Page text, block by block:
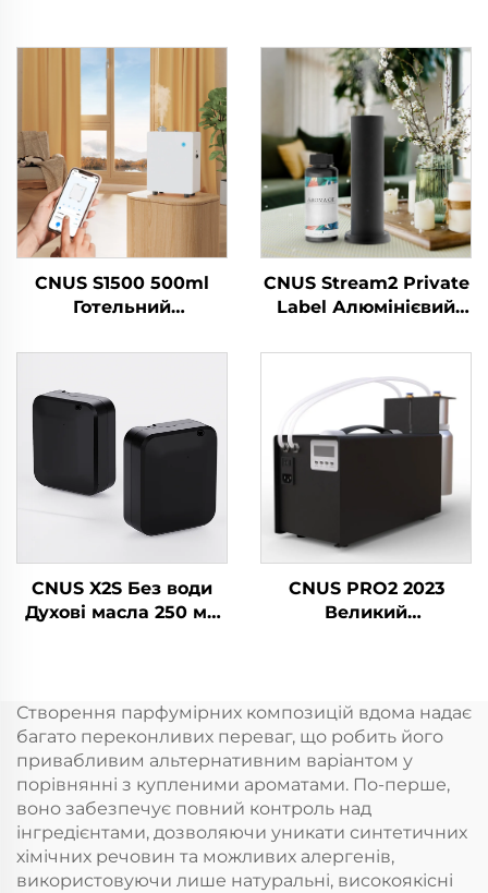
CNUS S1500 500ml
Готельний
очищач повітря Запах
Чистильник парфумів
Аромати
Ароматизатор
повітря
Ароматизатор
повітря
CNUS Stream2 Private
Label Алюмінієвий
мл Флори ароматної
олії Холодний туман
Бездротовий
розумний WIFI
контроль
Ароматичний
CNUS X2S Без води
Духові масла 250 мл
повітря Ароматичний
дифузер
CNUS PRO2 2023
Великий
ароматний диспенсер
електричний HVAC
олійний свіжильник
повітря дифузер
Створення парфумірних композицій вдома надає
багато переконливих переваг, що робить його
привабливим альтернативним варіантом у
порівнянні з купленими ароматами. По-перше,
воно забезпечує повний контроль над
інгредієнтами, дозволяючи уникати синтетичних
хімічних речовин та можливих алергенів,
використовуючи лише натуральні, високоякісні